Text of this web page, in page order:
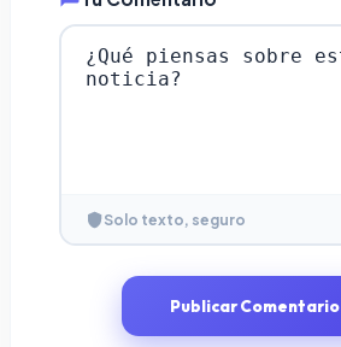
Solo texto, seguro
Publicar Comentario